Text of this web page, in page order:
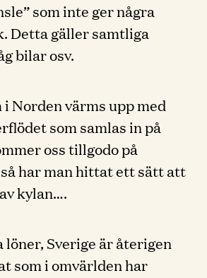
som inte ger några
Detta gäller samtliga
bilar osv.
i Norden värms upp med
som samlas in på
oss tillgodo på
har man hittat ett sätt att
kylan….
Sverige är återigen
som i omvärlden har